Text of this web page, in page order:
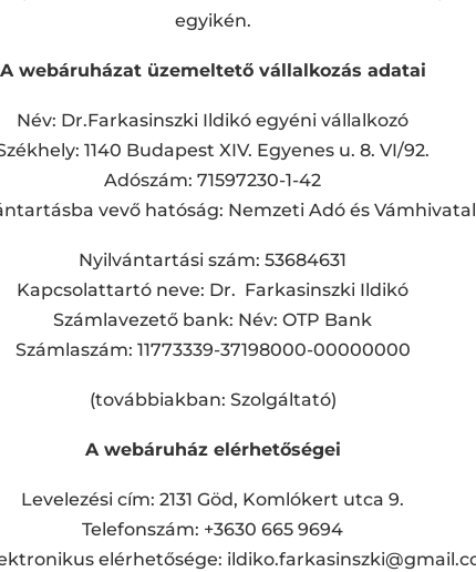
egyikén.
A webáruházat üzemeltető vállalkozás adatai
Név: Dr.Farkasinszki Ildikó egyéni vállalkozó
1140 Budapest XIV. Egyenes u. 8. VI/92.
Adószám: 71597230-1-42
vevő hatóság: Nemzeti Adó és Vámhivatal
Nyilvántartási szám: 53684631
Kapcsolattartó neve: Dr. Farkasinszki Ildikó
Számlavezető bank: Név: OTP Bank
Számlaszám: 11773339-37198000-00000000
(továbbiakban: Szolgáltató)
A webáruház elérhetőségei
Levelezési cím: 2131 Göd, Komlókert utca 9.
Telefonszám: +3630 665 9694
elérhetősége: